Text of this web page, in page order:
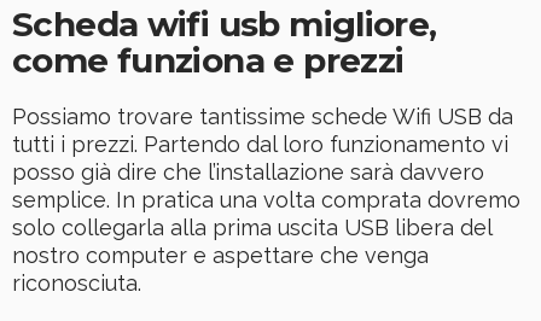
Scheda wifi usb migliore,
come funziona e prezzi
Possiamo trovare tantissime schede Wifi USB da
tutti i prezzi. Partendo dal loro funzionamento vi
posso già dire che l’installazione sarà davvero
semplice. In pratica una volta comprata dovremo
solo collegarla alla prima uscita USB libera del
nostro computer e aspettare che venga
riconosciuta.